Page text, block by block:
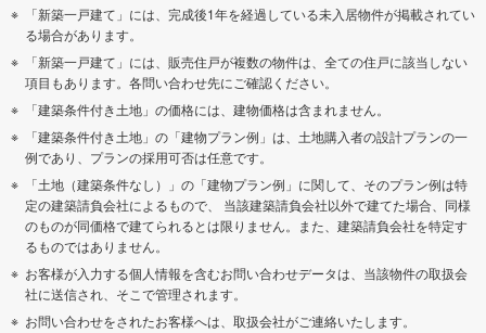
「新築一戸建て」には、完成後1年を経過している未入居物件が掲載されてい
る場合があります。
「新築一戸建て」には、販売住戸が複数の物件は、全ての住戸に該当しない
項目もあります。各問い合わせ先にご確認ください。
「建築条件付き土地」の価格には、建物価格は含まれません。
「建築条件付き土地」の「建物プラン例」は、土地購入者の設計プランの一
例であり、プランの採用可否は任意です。
「土地（建築条件なし）」の「建物プラン例」に関して、そのプラン例は特
定の建築請負会社によるもので、 当該建築請負会社以外で建てた場合、同様
のものが同価格で建てられるとは限りません。また、建築請負会社を特定す
るものではありません。
お客様が入力する個人情報を含むお問い合わせデータは、当該物件の取扱会
社に送信され、そこで管理されます。
お問い合わせをされたお客様へは、取扱会社がご連絡いたします。